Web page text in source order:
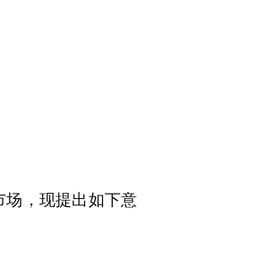
，现提出如下意